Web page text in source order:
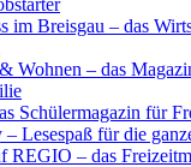
im Breisgau – das
Wohnen – das
Schülermagazin für
Lesespaß für die
REGIO – das